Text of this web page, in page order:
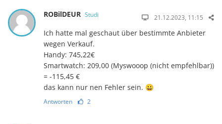
ROBilDEUR Studi 21.12.2023, 11:15
Ich hatte mal geschaut über bestimmte Anbieter
wegen Verkauf.
Handy: 745,22€
Smartwatch: 209,00 (Myswooop (nicht empfehlbar))
= -115,45 €
das kann nur nen Fehler sein. 😀
Antworten 2